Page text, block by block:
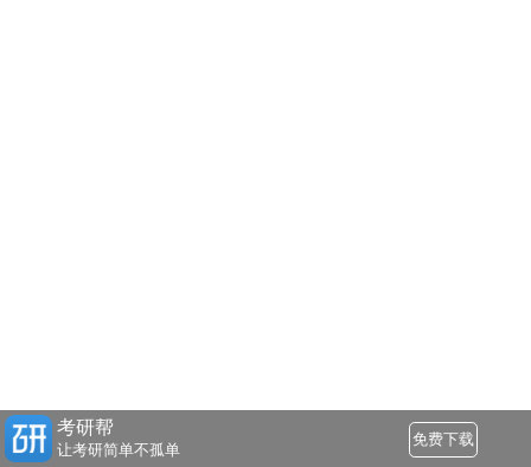
考研帮
让考研简单不孤单
免费下载